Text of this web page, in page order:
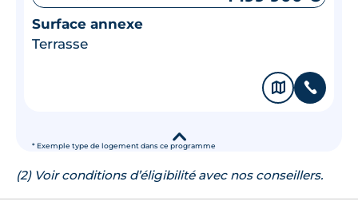
* Exemple type de logement dans ce programme
Surface annexe
Terrasse
🗞 📞
▾
(2) Voir conditions d’éligibilité avec nos conseillers.